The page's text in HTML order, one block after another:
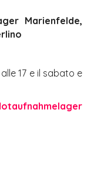
Marienfelde,
17 e il sabato e